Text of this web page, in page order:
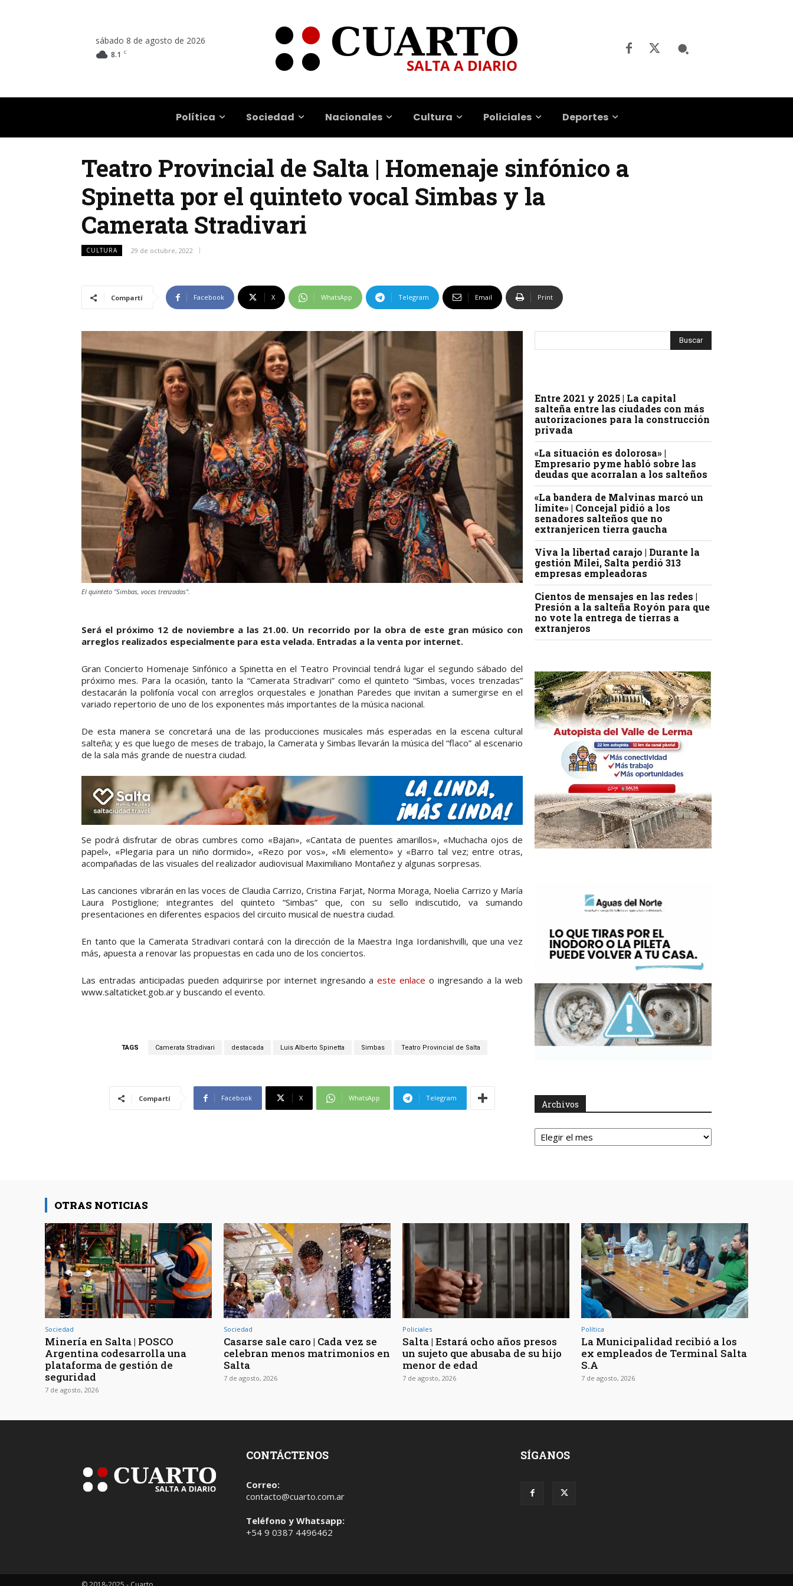
sábado 8 de agosto de 2026
8.1 C
Política Sociedad Nacionales Cultura Policiales Deportes
Teatro Provincial de Salta | Homenaje sinfónico a
Spinetta por el quinteto vocal Simbas y la
Camerata Stradivari
CULTURA 29 de octubre, 2022
Compartí Facebook X WhatsApp Telegram Email Print
El quinteto "Simbas, voces trenzadas".
Será el próximo 12 de noviembre a las 21.00. Un recorrido por la obra de este gran músico con
arreglos realizados especialmente para esta velada. Entradas a la venta por internet.
Gran Concierto Homenaje Sinfónico a Spinetta en el Teatro Provincial tendrá lugar el segundo sábado del
próximo mes. Para la ocasión, tanto la “Camerata Stradivari” como el quinteto “Simbas, voces trenzadas”
destacarán la polifonía vocal con arreglos orquestales e Jonathan Paredes que invitan a sumergirse en el
variado repertorio de uno de los exponentes más importantes de la música nacional.
De esta manera se concretará una de las producciones musicales más esperadas en la escena cultural
salteña; y es que luego de meses de trabajo, la Camerata y Simbas llevarán la música del “flaco” al escenario
de la sala más grande de nuestra ciudad.
Se podrá disfrutar de obras cumbres como «Bajan», «Cantata de puentes amarillos», «Muchacha ojos de
papel», «Plegaria para un niño dormido», «Rezo por vos», «Mi elemento» y «Barro tal vez; entre otras,
acompañadas de las visuales del realizador audiovisual Maximiliano Montañez y algunas sorpresas.
Las canciones vibrarán en las voces de Claudia Carrizo, Cristina Farjat, Norma Moraga, Noelia Carrizo y María
Laura Postiglione; integrantes del quinteto “Simbas” que, con su sello indiscutido, va sumando
presentaciones en diferentes espacios del circuito musical de nuestra ciudad.
En tanto que la Camerata Stradivari contará con la dirección de la Maestra Inga Iordanishvilli, que una vez
más, apuesta a renovar las propuestas en cada uno de los conciertos.
Las entradas anticipadas pueden adquirirse por internet ingresando aeste enlaceo ingresando a la web
www.saltaticket.gob.ar y buscando el evento.
TAGS Camerata Stradivari destacada Luis Alberto Spinetta Simbas Teatro Provincial de Salta
Compartí Facebook X WhatsApp Telegram
Entre 2021 y 2025 | La capital
salteña entre las ciudades con más
autorizaciones para la construcción
privada
«La situación es dolorosa» |
Empresario pyme habló sobre las
deudas que acorralan a los salteños
«La bandera de Malvinas marcó un
límite» | Concejal pidió a los
senadores salteños que no
extranjericen tierra gaucha
Viva la libertad carajo | Durante la
gestión Milei, Salta perdió 313
empresas empleadoras
Cientos de mensajes en las redes |
Presión a la salteña Royón para que
no vote la entrega de tierras a
extranjeros
Archivos
Archivos
OTRAS NOTICIAS
Sociedad
Minería en Salta | POSCO
Argentina codesarrolla una
plataforma de gestión de
seguridad
7 de agosto, 2026
Sociedad
Casarse sale caro | Cada vez se
celebran menos matrimonios en
Salta
7 de agosto, 2026
Policiales
Salta | Estará ocho años presos
un sujeto que abusaba de su hijo
menor de edad
7 de agosto, 2026
Política
La Municipalidad recibió a los
ex empleados de Terminal Salta
S.A
7 de agosto, 2026
CONTÁCTENOS
Correo:
contacto@cuarto.com.ar
Teléfono y Whatsapp:
+54 9 0387 4496462
SÍGANOS